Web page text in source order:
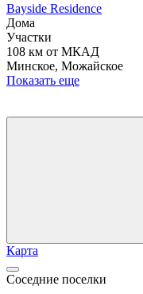
Bayside Residence
Дома
Участки
108 км от МКАД
Минское, Можайское
Показать еще
Карта
Соседние поселки